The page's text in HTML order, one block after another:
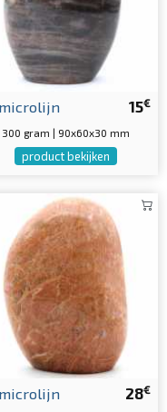
15€
microlijn
300 gram | 90x60x30 mm
product bekijken
28€
microlijn